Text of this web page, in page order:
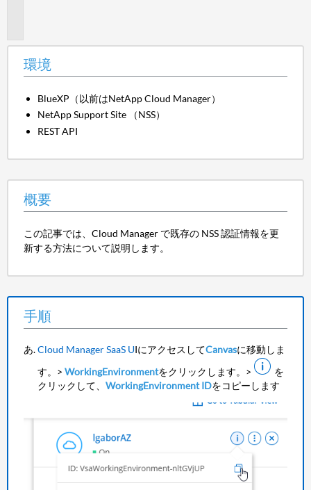
環境
BlueXP（以前はNetApp Cloud Manager）
NetApp Support Site （NSS）
REST API
概要
この記事では、Cloud Manager で既存の NSS 認証情報を更
新する方法について説明します。
手順
Cloud Manager SaaS UIにアクセスしてCanvasに移動しま
す。>WorkingEnvironmentをクリックします。>
を
クリックして、WorkingEnvironment IDをコピーします